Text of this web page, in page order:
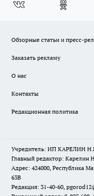
Обзорные статьи и пресс-
Заказать рекламу
О нас
Контакты
Редакционная политика
Учредитель: ИП КАРЕЛИН
Главный редактор: Карелин
Адрес: 424000, Республика
63В
Редакция: 31-40-60,